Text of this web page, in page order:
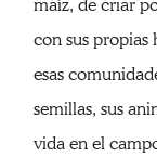
maíz, de criar
con sus propias
esas
semillas, sus
vida en el